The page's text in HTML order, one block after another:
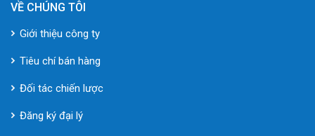
VỀ CHÚNG TÔI
Giới thiệu công ty
Tiêu chí bán hàng
Đối tác chiến lược
Đăng ký đại lý